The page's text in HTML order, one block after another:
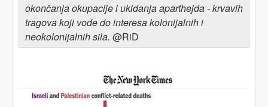
okončanjaokupacije i ukidanjaaparthejda -krvavih
tragova koji vode do interesa kolonijalnih i
neokolonijalnih sila. @RiD